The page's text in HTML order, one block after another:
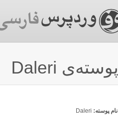
پوسته‌ی Daleri
نام پوسته: Daleri